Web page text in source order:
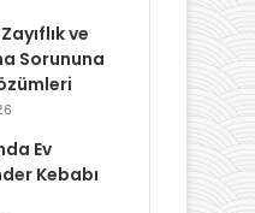
ve
Sorununa
Ev
Kebabı